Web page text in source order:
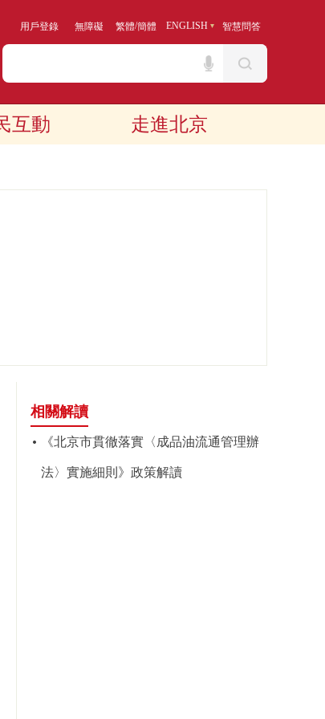
用戶登錄 無障礙 繁體/簡體 ENGLISH 智慧問答
互動 走進北京
相關解讀
《北京市貫徹落實〈成品油流通管理辦
法〉實施細則》政策解讀